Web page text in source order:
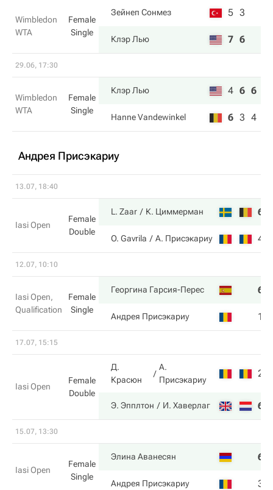
Wimbledon
WTA
Female
Single
Зейнеп Сонмез 5 3
Клэр Лью 7 6
29.06, 17:30
Wimbledon
WTA
Female
Single
Клэр Лью 4 6 6
Hanne Vandewinkel 6 3 4
Андрея Присэкариу
13.07, 18:40
Iasi Open
Female
Double
L. Zaar К. Циммерман 6
O. Gavrila А. Присэкариу 4
12.07, 10:10
Iasi Open,
Qualification
Female
Single
Георгина Гарсия-Перес 6
Андрея Присэкариу 1
17.07, 15:15
Iasi Open
Female
Double
Д.
Красюн
А.
Присэкариу
2
Э. Эпплтон И. Хаверлаг 6
15.07, 13:30
Iasi Open
Female
Single
Элина Аванесян 6
Андрея Присэкариу 3